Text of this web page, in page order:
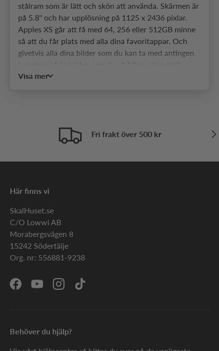
stålram som är lätt och skön att använda. Skärmen är
på 5.8'' och har upplösning på 1125 x 2436 pixlar.
Apples XS går att få med 64, 256 eller 512GB minne
så att du får plats med alla dina favoritappar. Och
givetvis alla dina bilder som du kan ta med antingen
framkameran på 7mp.
iOS 12 operativsystemet.
Apple iPhone XS skal
Om du nu har eller kanske funderar på att skaffa dig
Här på Skalhuset kan du hitta alla möjliga skal för att
skydda din iPhone XS från repor, fall eller andra
skador. Det finns flera olika modeller, färger och
designer att välja på så att du kan få ett mobilskal
som är perfekt just för dig och din iPhone XS.
Apple iPhone XS fodral
gymkortet så finns det dessutom massvis med
Visa mer
Fri frakt över 500 kr
Här finns vi
SkalHuset.se
C/O Lowwi AB
Morabergsvägen 8
15242 Södertälje
Org. nr: 556881-9238
FacebookYouTubeInstagramTikTok
Behöver du hjälp?